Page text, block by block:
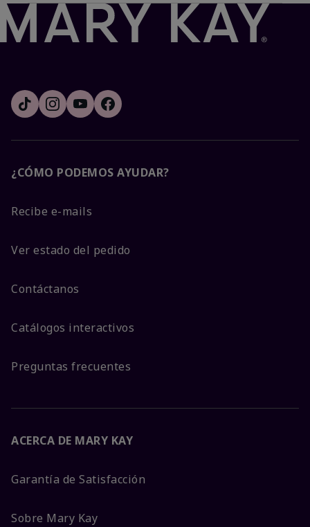
¿CÓMO PODEMOS AYUDAR?
Recibe e-mails
Ver estado del pedido
Contáctanos
Catálogos interactivos
Preguntas frecuentes
ACERCA DE MARY KAY
Garantía de Satisfacción
Sobre Mary Kay